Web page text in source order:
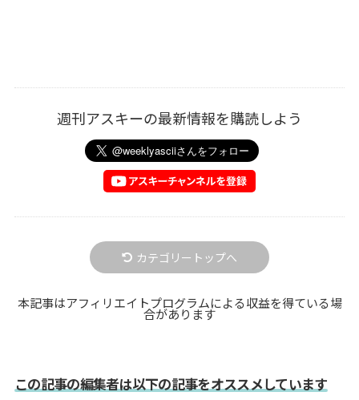
週刊アスキーの最新情報を購読しよう
カテゴリートップへ
本記事はアフィリエイトプログラムによる収益を得ている場
合があります
この記事の編集者は以下の記事をオススメしています